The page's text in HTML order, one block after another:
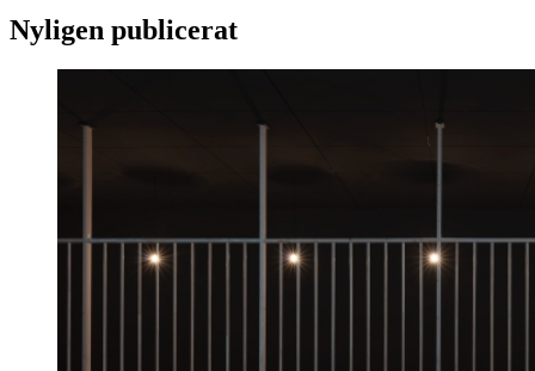
Nyligen publicerat